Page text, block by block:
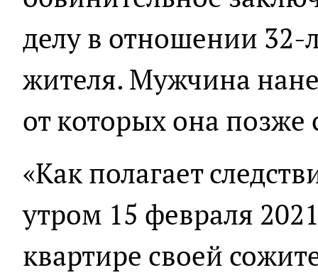
делу в отношении 32-
жителя. Мужчина
от которых она позже
«Как полагает
утром 15 февраля
квартире своей